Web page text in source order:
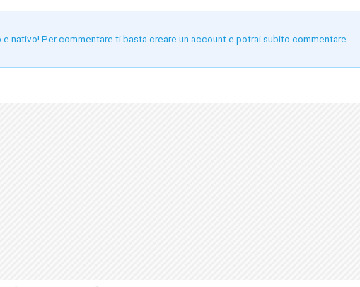
nativo! Per commentare ti basta creare un account e potrai subito commentare.